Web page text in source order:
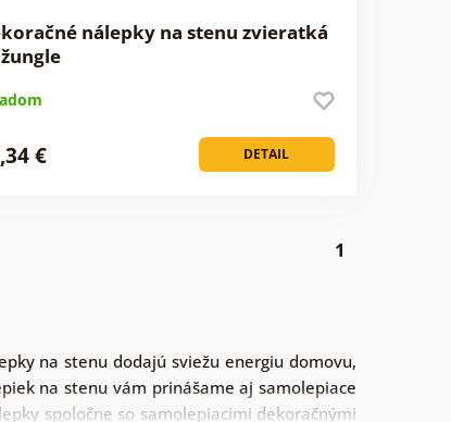
nálepky na stenu zvieratká
DETAIL
€
1
na stenu dodajú sviežu energiu domovu,
na stenu vám prinášame aj samolepiace
spoločne so samolepiacimi dekoračnými